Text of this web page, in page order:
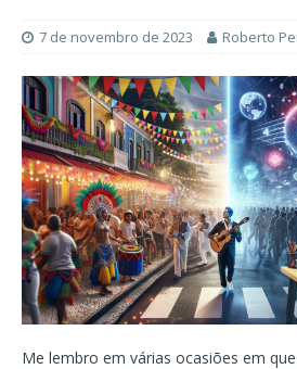
7 de novembro de 2023 Roberto
Me lembro em várias ocasiões em